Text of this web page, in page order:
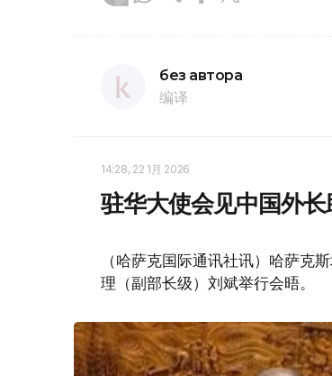
без автора
编译
14:28, 22 1月 2026
驻华大使会见中国外
（哈萨克国际通讯社讯）哈萨克
理（副部长级）刘斌举行会晤。